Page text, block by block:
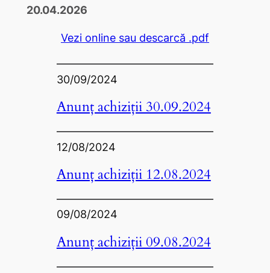
20.04.2026
Vezi online sau descarcă .pdf
30/09/2024
Anunț achiziții 30.09.2024
12/08/2024
Anunț achiziții 12.08.2024
09/08/2024
Anunț achiziții 09.08.2024